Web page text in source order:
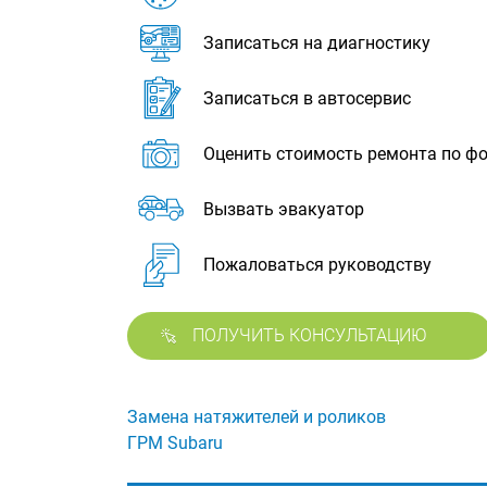
Записаться на диагностику
Записаться в автосервис
Оценить стоимость ремонта по
Вызвать эвакуатор
Пожаловаться руководству
ПОЛУЧИТЬ КОНСУЛЬТАЦИЮ
Замена натяжителей и роликов
ГРМ Subaru